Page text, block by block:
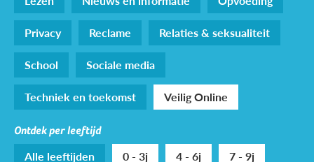
Privacy
Reclame
Relaties & seksualiteit
School
Sociale media
Techniek en toekomst
Veilig Online
Ontdek per leeftijd
Alle leeftijden 0 - 3j 4 - 6j
7 - 9j